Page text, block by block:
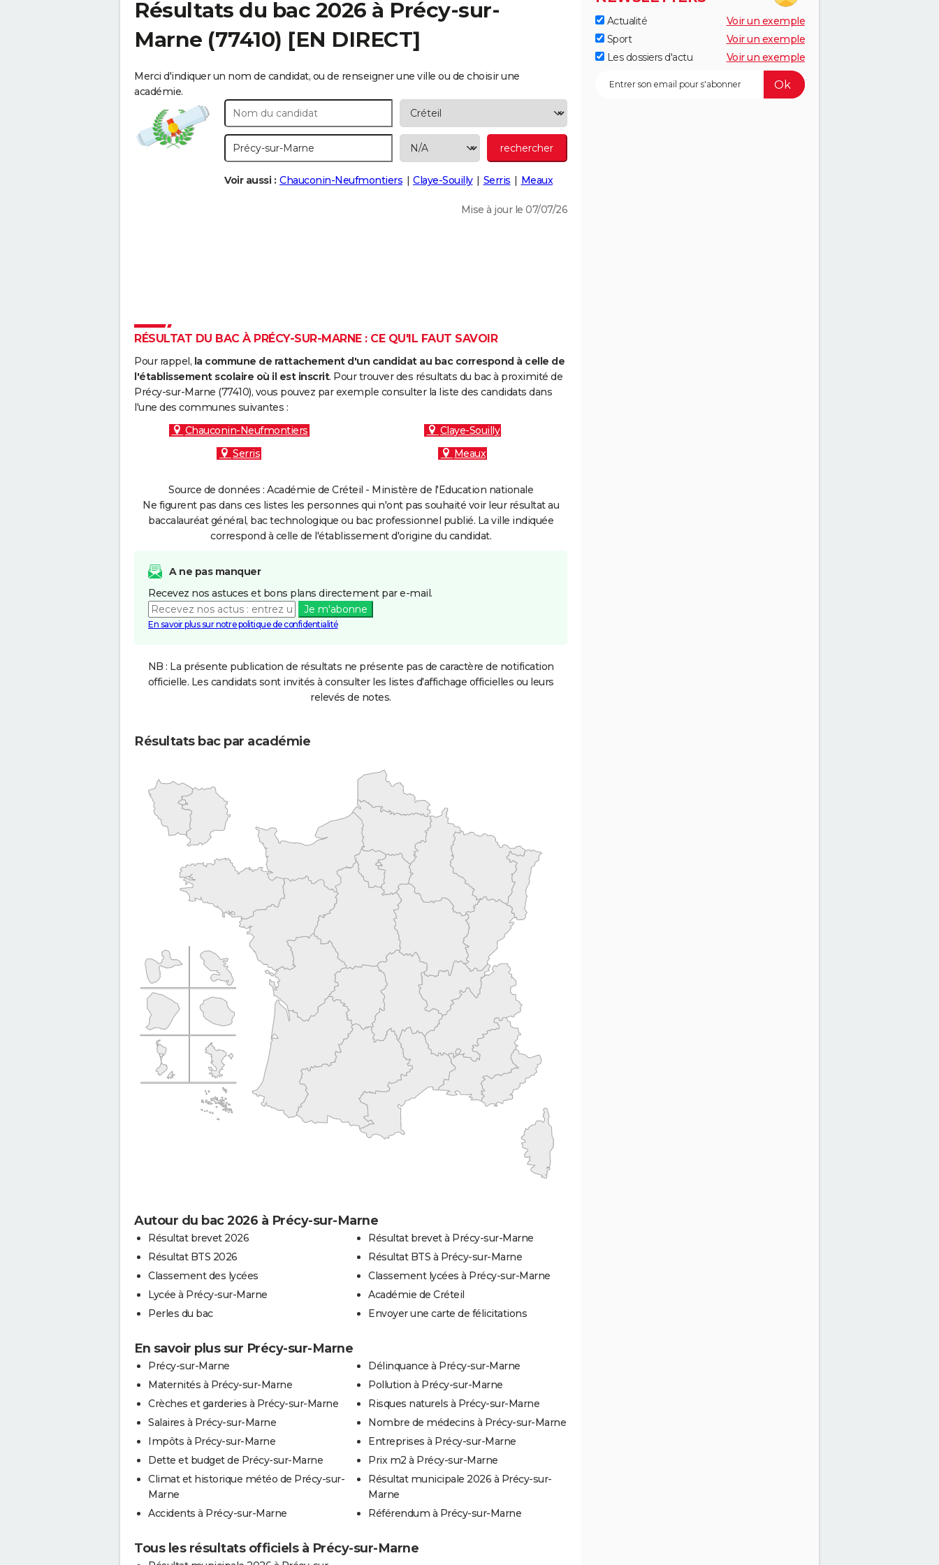
Résultats du bac 2026 à Précy-sur-
Marne (77410) [EN DIRECT]
Merci d'indiquer un nom de candidat, ou de renseigner une ville ou de choisir une
académie.
Voir aussi : Chauconin-Neufmontiers Claye-Souilly Serris Meaux
Mise à jour le 07/07/26
RÉSULTAT DU BAC À PRÉCY-SUR-MARNE : CE QU'IL FAUT SAVOIR
Pour rappel, la commune de rattachement d'un candidat au bac correspond à celle de
l'établissement scolaire où il est inscrit. Pour trouver des résultats du bac à proximité de
Précy-sur-Marne (77410), vous pouvez par exemple consulter la liste des candidats dans
l'une des communes suivantes :
Chauconin-Neufmontiers
Claye-Souilly
Serris
Meaux
Source de données : Académie de Créteil - Ministère de l'Education nationale
Ne figurent pas dans ces listes les personnes qui n'ont pas souhaité voir leur résultat au
baccalauréat général, bac technologique ou bac professionnel publié. La ville indiquée
correspond à celle de l'établissement d'origine du candidat.
A ne pas manquer
Recevez nos astuces et bons plans directement par e-mail.
Je m'abonne
En savoir plus sur notre politique de confidentialité
NB : La présente publication de résultats ne présente pas de caractère de notification
officielle. Les candidats sont invités à consulter les listes d'affichage officielles ou leurs
relevés de notes.
Résultats bac par académie
Autour du bac 2026 à Précy-sur-Marne
Résultat brevet 2026
Résultat BTS 2026
Classement des lycées
Lycée à Précy-sur-Marne
Perles du bac
Résultat brevet à Précy-sur-Marne
Résultat BTS à Précy-sur-Marne
Classement lycées à Précy-sur-Marne
Académie de Créteil
Envoyer une carte de félicitations
En savoir plus sur Précy-sur-Marne
Précy-sur-Marne
Maternités à Précy-sur-Marne
Crèches et garderies à Précy-sur-Marne
Salaires à Précy-sur-Marne
Impôts à Précy-sur-Marne
Dette et budget de Précy-sur-Marne
Climat et historique météo de Précy-sur-
Marne
Accidents à Précy-sur-Marne
Délinquance à Précy-sur-Marne
Pollution à Précy-sur-Marne
Risques naturels à Précy-sur-Marne
Nombre de médecins à Précy-sur-Marne
Entreprises à Précy-sur-Marne
Prix m2 à Précy-sur-Marne
Résultat municipale 2026 à Précy-sur-
Marne
Référendum à Précy-sur-Marne
Tous les résultats officiels à Précy-sur-Marne
Actualité
Voir un exemple
Sport
Voir un exemple
Les dossiers d'actu
Voir un exemple